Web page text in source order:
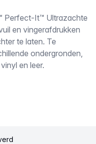
Perfect-It™ Ultrazachte
en vingerafdrukken
te laten. Te
ondergronden,
en leer.